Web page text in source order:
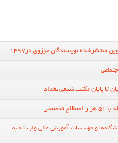
منتشرشده نویسندگان حوزوی در1397
تا پایان مکتب شیعی بغداد
و مؤسسات آموزش عالی وابسته به